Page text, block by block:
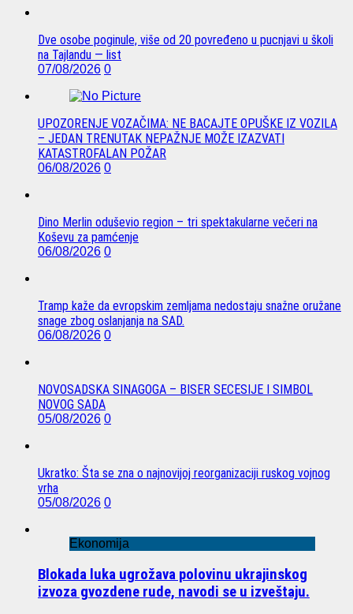
Dve osobe poginule, više od 20 povređeno u pucnjavi u školi
na Tajlandu — list
07/08/2026 0
UPOZORENJE VOZAČIMA: NE BACAJTE OPUŠKE IZ VOZILA
– JEDAN TRENUTAK NEPAŽNJE MOŽE IZAZVATI
KATASTROFALAN POŽAR
06/08/2026 0
Dino Merlin oduševio region – tri spektakularne večeri na
Koševu za pamćenje
06/08/2026 0
Tramp kaže da evropskim zemljama nedostaju snažne oružane
snage zbog oslanjanja na SAD.
06/08/2026 0
NOVOSADSKA SINAGOGA – BISER SECESIJE I SIMBOL
NOVOG SADA
05/08/2026 0
Ukratko: Šta se zna o najnovijoj reorganizaciji ruskog vojnog
vrha
05/08/2026 0
Ekonomija
Blokada luka ugrožava polovinu ukrajinskog
izvoza gvozdene rude, navodi se u izveštaju.